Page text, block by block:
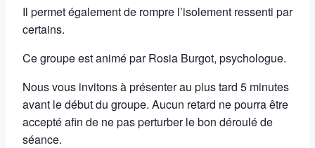
Il permet également de rompre l’isolement ressenti par
certains.
Ce groupe est animé par Rosia Burgot, psychologue.
Nous vous invitons à présenter au plus tard 5 minutes
avant le début du groupe. Aucun retard ne pourra être
accepté afin de ne pas perturber le bon déroulé de
séance.